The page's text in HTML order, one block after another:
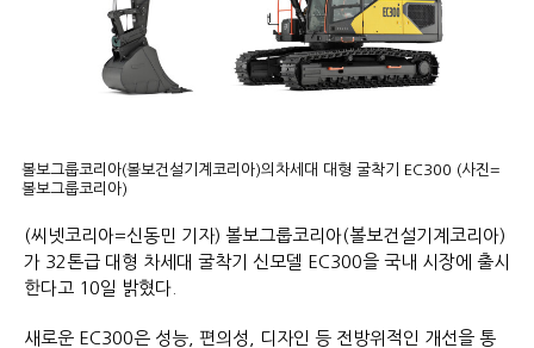
볼보그룹코리아(볼보건설기계코리아)의차세대 대형 굴착기 EC300 (사진=
볼보그룹코리아)
(씨넷코리아=신동민 기자) 볼보그룹코리아(볼보건설기계코리아)
가 32톤급 대형 차세대 굴착기 신모델 EC300을 국내 시장에 출시
한다고 10일 밝혔다.
새로운 EC300은 성능, 편의성, 디자인 등 전방위적인 개선을 통